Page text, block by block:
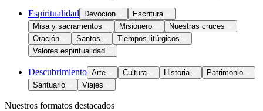
Espiritualidad Devocion
Escritura
Misa y sacramentos
Misionero
Nuestras cruces
Oración
Santos
Tiempos litúrgicos
Valores espiritualidad
Descubrimiento Arte Cultura Historia
Patrimonio
Santuario
Viajes
Nuestros formatos destacados